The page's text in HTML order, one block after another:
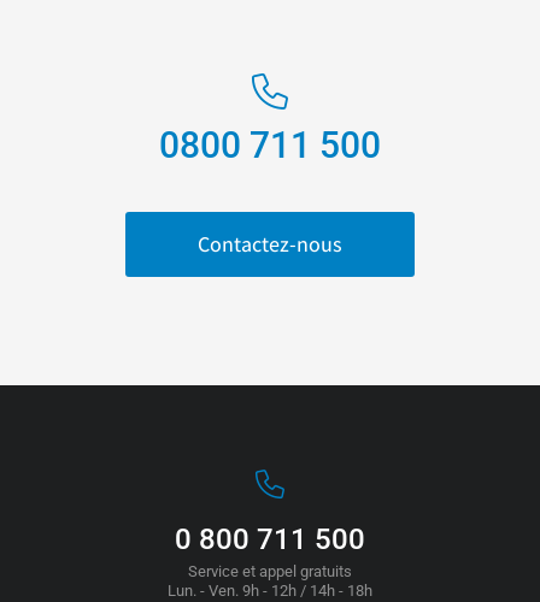
0800 711 500
Contactez-nous
0 800 711 500
Service et appel gratuits
Lun. - Ven. 9h - 12h / 14h - 18h